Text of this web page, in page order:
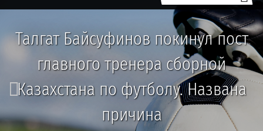
Талгат Байсуфинов покинул пост
главного тренера сборной
Казахстана по футболу. Названа
причина